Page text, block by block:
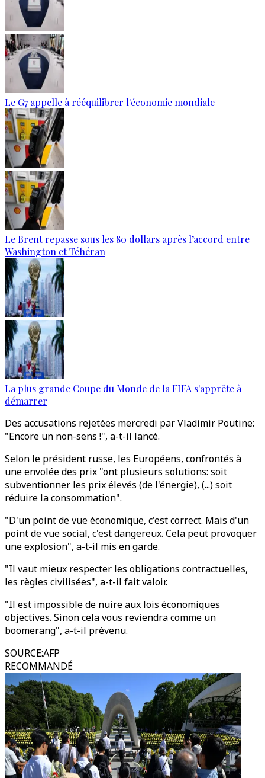
Le G7 appelle à rééquilibrer l'économie mondiale
Le Brent repasse sous les 80 dollars après l’accord entre
Washington et Téhéran
La plus grande Coupe du Monde de la FIFA s'apprête à
démarrer
Des accusations rejetées mercredi par Vladimir Poutine:
"Encore un non-sens !", a-t-il lancé.
Selon le président russe, les Européens, confrontés à
une envolée des prix "ont plusieurs solutions: soit
subventionner les prix élevés (de l'énergie), (...) soit
réduire la consommation".
"D'un point de vue économique, c'est correct. Mais d'un
point de vue social, c'est dangereux. Cela peut provoquer
une explosion", a-t-il mis en garde.
"Il vaut mieux respecter les obligations contractuelles,
les règles civilisées", a-t-il fait valoir.
"Il est impossible de nuire aux lois économiques
objectives. Sinon cela vous reviendra comme un
boomerang", a-t-il prévenu.
SOURCE:AFP
RECOMMANDÉ